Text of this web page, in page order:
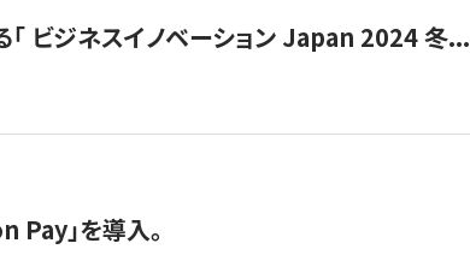
ビジネスイノベーション Japan 2024 冬...
Pay」を導入。